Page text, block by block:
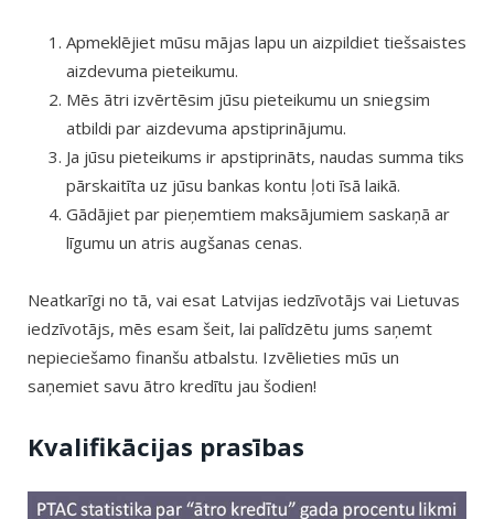
Apmeklējiet mūsu mājas lapu un aizpildiet tiešsaistes
aizdevuma pieteikumu.
Mēs ātri izvērtēsim jūsu pieteikumu un sniegsim
atbildi par aizdevuma apstiprinājumu.
Ja jūsu pieteikums ir apstiprināts, naudas summa tiks
pārskaitīta uz jūsu bankas kontu ļoti īsā laikā.
Gādājiet par pieņemtiem maksājumiem saskaņā ar
līgumu un atris augšanas cenas.
Neatkarīgi no tā, vai esat Latvijas iedzīvotājs vai Lietuvas
iedzīvotājs, mēs esam šeit, lai palīdzētu jums saņemt
nepieciešamo finanšu atbalstu. Izvēlieties mūs un
saņemiet savu ātro kredītu jau šodien!
Kvalifikācijas prasības